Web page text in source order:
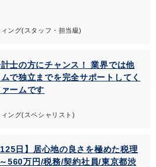
ング(スタッフ・担当級)
士の方にチャンス！ 業界では他
で独立までを完全サポートしてく
ームです
ング(スペシャリスト)
日】居心地の良さを極めた税理
560万円/税務/契約社員/東京都渋